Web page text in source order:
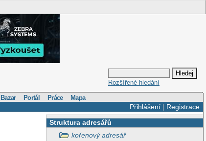
Rozšířené hledání
Bazar Portál Práce Mapa
Přihlášení| Registrace
Struktura adresářů
kořenový adresář